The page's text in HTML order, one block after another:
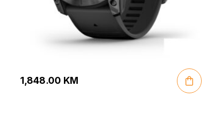
1,848.00 KM